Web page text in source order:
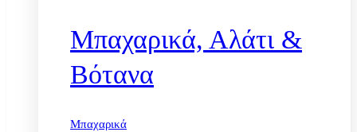
Μπαχαρικά, Αλάτι &
Βότανα
Μπαχαρικά